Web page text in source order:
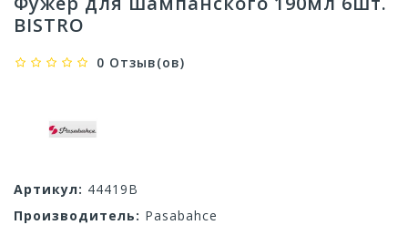
BISTRO
0 Отзыв(ов)
Артикул: 44419B
Производитель: Pasabahce